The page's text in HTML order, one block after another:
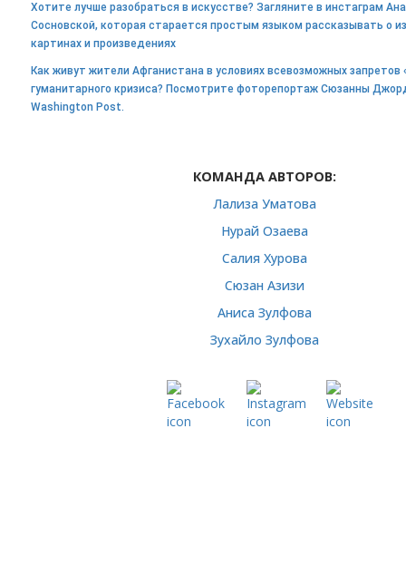
Хотите лучше разобраться в искусстве? Загляните в инстаграм
Сосновской, которая старается простым языком рассказывать о
картинах и произведениях
Как живут жители Афганистана в условиях всевозможных запретов
гуманитарного кризиса? Посмотрите фоторепортаж Сюзанны
Washington Post.
КОМАНДА АВТОРОВ:
Лализа Уматова
Нурай Озаева
Салия Хурова
Сюзан Азизи
Аниса Зулфова
Зухайло Зулфова